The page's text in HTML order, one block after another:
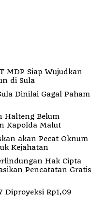
di Sula
Dinilai Gagal Paham
Halteng Belum
Kapolda Malut
Oknum
Kejahatan
Hak Cipta
Pencatatan Gratis
Diproyeksi Rp1,09